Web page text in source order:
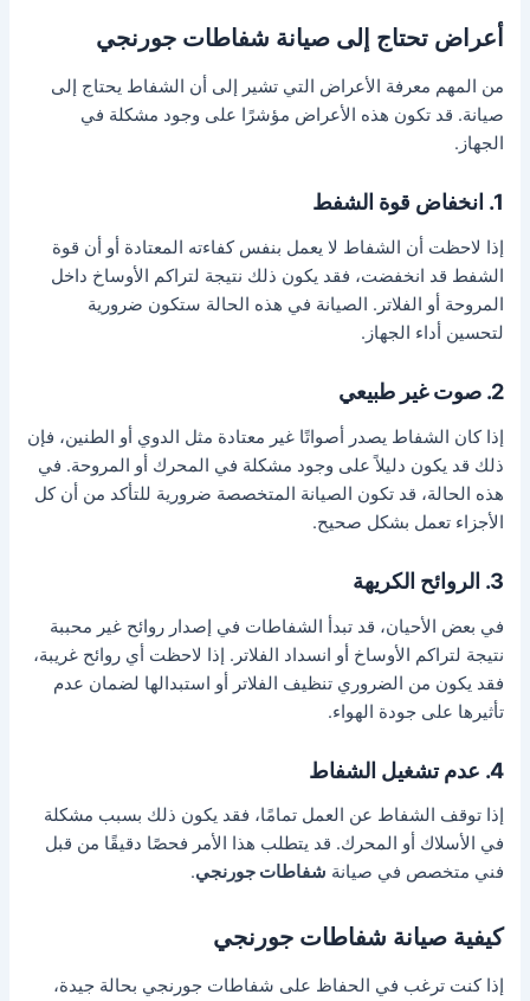
أعراض تحتاج إلى صيانة شفاطات جورنجي
من المهم معرفة الأعراض التي تشير إلى أن الشفاط يحتاج إلى
صيانة. قد تكون هذه الأعراض مؤشرًا على وجود مشكلة في
الجهاز.
1. انخفاض قوة الشفط
إذا لاحظت أن الشفاط لا يعمل بنفس كفاءته المعتادة أو أن قوة
الشفط قد انخفضت، فقد يكون ذلك نتيجة لتراكم الأوساخ داخل
المروحة أو الفلاتر. الصيانة في هذه الحالة ستكون ضرورية
لتحسين أداء الجهاز.
2. صوت غير طبيعي
إذا كان الشفاط يصدر أصواتًا غير معتادة مثل الدوي أو الطنين، فإن
ذلك قد يكون دليلاً على وجود مشكلة في المحرك أو المروحة. في
هذه الحالة، قد تكون الصيانة المتخصصة ضرورية للتأكد من أن كل
الأجزاء تعمل بشكل صحيح.
3. الروائح الكريهة
في بعض الأحيان، قد تبدأ الشفاطات في إصدار روائح غير محببة
نتيجة لتراكم الأوساخ أو انسداد الفلاتر. إذا لاحظت أي روائح غريبة،
فقد يكون من الضروري تنظيف الفلاتر أو استبدالها لضمان عدم
تأثيرها على جودة الهواء.
4. عدم تشغيل الشفاط
إذا توقف الشفاط عن العمل تمامًا، فقد يكون ذلك بسبب مشكلة
في الأسلاك أو المحرك. قد يتطلب هذا الأمر فحصًا دقيقًا من قبل
فني متخصص في صيانة شفاطات جورنجي.
كيفية صيانة شفاطات جورنجي
إذا كنت ترغب في الحفاظ على شفاطات جورنجي بحالة جيدة،